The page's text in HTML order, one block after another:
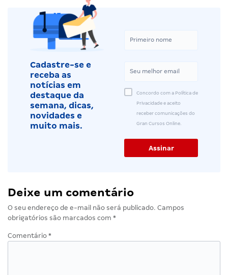
Cadastre-se e
receba as
notícias em
destaque da
semana, dicas,
novidades e
muito mais.
Concordo com a Política de
Privacidade e aceito
receber comunicações do
Gran Cursos Online.
Deixe um comentário
O seu endereço de e-mail não será publicado. Campos
obrigatórios são marcados com *
Comentário *